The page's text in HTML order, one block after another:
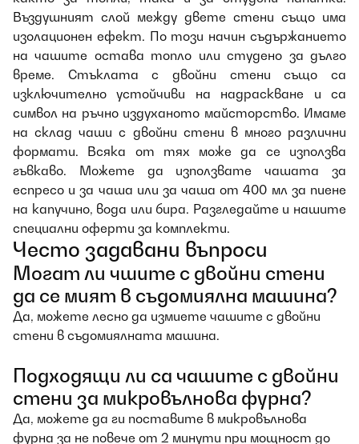
Въздушният слой между двете стени също има
изолационен ефект. По този начин съдържанието
на чашите остава топло или студено за дълго
време. Стъклата с двойни стени също са
изключително устойчиви на надраскване и са
символ на ръчно издуханото майсторство. Имаме
на склад чаши с двойни стени в много различни
формати. Всяка от тях може да се използва
гъвкаво. Можете да използвате чашата за
еспресо и за чаша или за чаша от 400 мл за пиене
на капучино, вода или бира. Разгледайте и нашите
специални оферти за комплекти.
Често задавани въпроси
Могат ли чшите с двойни стени
да се мият в съдомиялна машина?
Да, можете лесно да измиете чашите с двойни
стени в съдомиялната машина.
Подходящи ли са чашите с двойни
стени за микровълнова фурна?
Да, можете да ги поставите в микровълнова
фурна за не повече от 2 минути при мощност до